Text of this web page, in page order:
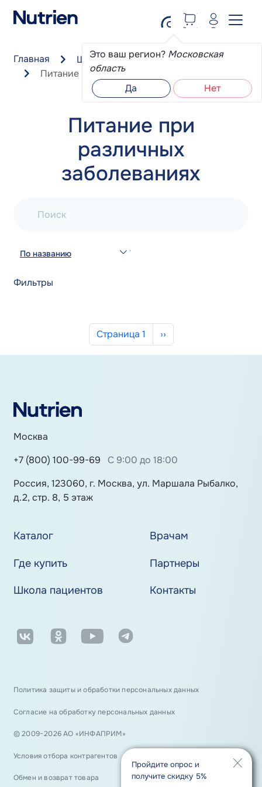
Это ваш регион? Московская
область
Да
Нет
Главная
Школа пациента
Питание при различных заболеваниях
Питание при
различных
заболеваниях
Поиск
По названию
Фильтры
Нумерация страниц
Страница 1 Следующая страница
››
Пройдите опрос и
получите скидку 5%
Москва
+7 (800) 100-99-69
С 9:00 до 18:00
Россия, 123060, г. Москва, ул. Маршала Рыбалко,
д.2, стр. 8, 5 этаж
Каталог
Врачам
Где купить
Партнеры
Школа пациентов
Контакты
Политика защиты и обработки персональных данных
Согласие на обработку персональных данных
© 2009−2026 АО «ИНФАПРИМ»
Условия отбора контрагентов
Обмен и возврат товара